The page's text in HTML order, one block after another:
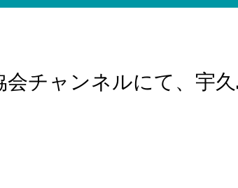
会チャンネルにて、宇